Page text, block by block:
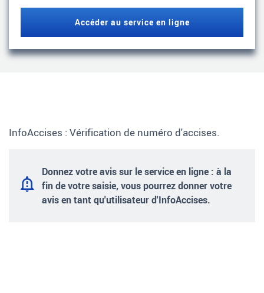
Accéder au service en ligne
InfoAccises : Vérification de numéro d'accises.
Donnez votre avis sur le service en ligne : à la
fin de votre saisie, vous pourrez donner votre
avis en tant qu'utilisateur d'InfoAccises.